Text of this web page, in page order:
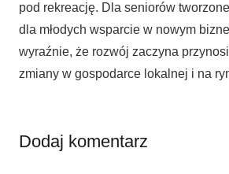
pod rekreację. Dla seniorów
dla młodych wsparcie w nowym
wyraźnie, że rozwój zaczyna
zmiany w gospodarce lokalnej i na
Dodaj komentarz